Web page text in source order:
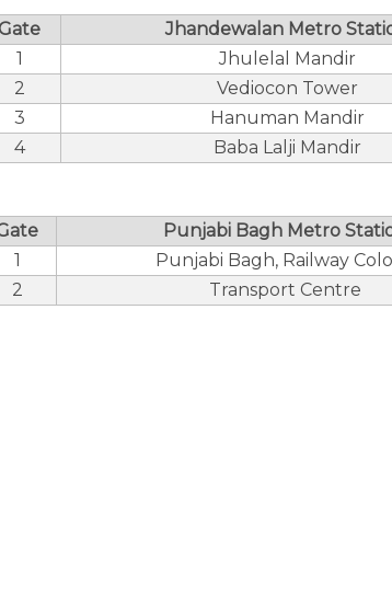
Gate
Jhandewalan Metro
1
Jhulelal Mandir
2
Vediocon Tower
3
Hanuman Mandir
4
Baba Lalji Mandir
Punjabi Bagh Metro
1
Punjabi Bagh, Railway
2
Transport Centre